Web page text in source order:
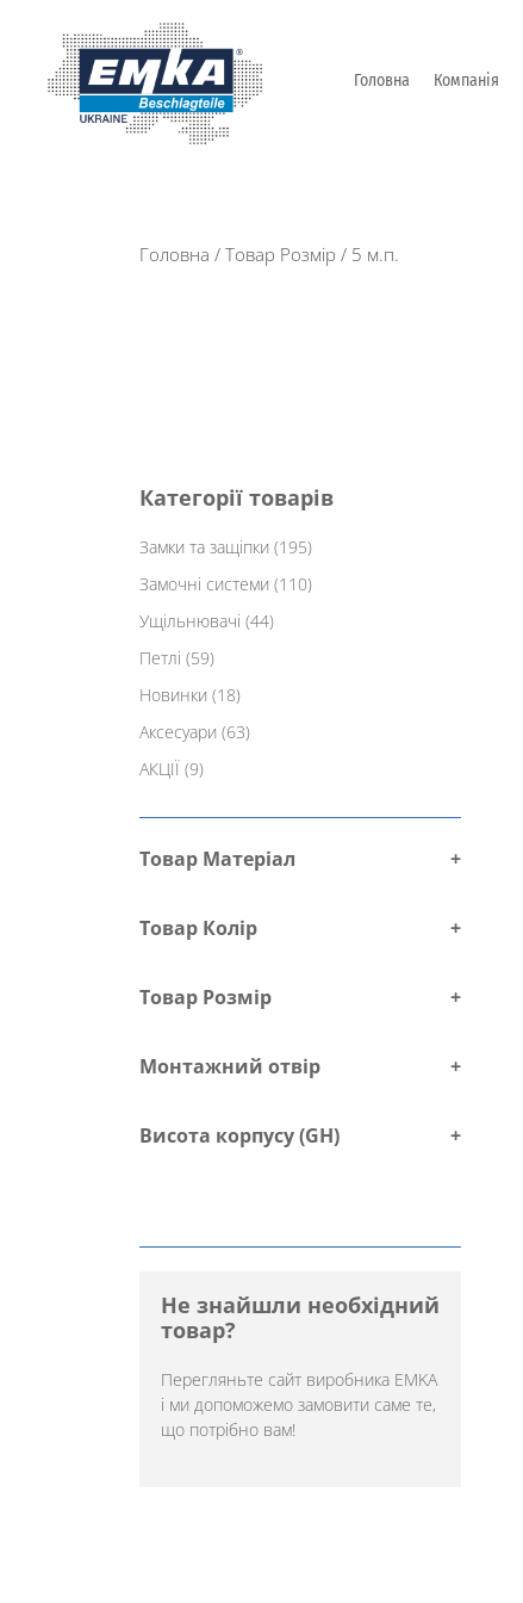
Головна Компанія
Головна / Товар Розмір / 5 м.п.
Категорії товарів
Замки та защіпки (195)
Замочні системи (110)
Ущільнювачі (44)
Петлі (59)
Новинки (18)
Аксесуари (63)
АКЦІЇ (9)
Товар Матеріал +
Товар Колір +
Товар Розмір +
Монтажний отвір +
Висота корпусу (GH) +
Не знайшли необхідний
товар?
Перегляньте сайт виробника EMKA
і ми допоможемо замовити саме те,
що потрібно вам!